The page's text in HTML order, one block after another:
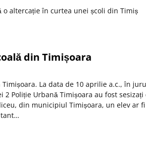
o altercație în curtea unei școli din Timiș
din Timișoara
La data de 10 aprilie a.c., în
2 Poliție Urbană Timișoara au fost sesizați
din municipiul Timișoara, un elev ar fi